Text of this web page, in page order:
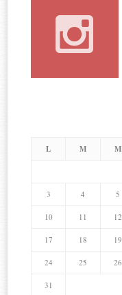
L M M
3 4 5
10 11 12
17 18 19
24 25 26
31